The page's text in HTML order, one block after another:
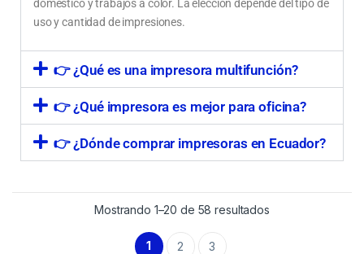
doméstico y trabajos a color. La elección depende del tipo de
uso y cantidad de impresiones.
👉 ¿Qué es una impresora multifunción?
👉 ¿Qué impresora es mejor para oficina?
👉 ¿Dónde comprar impresoras en Ecuador?
Mostrando 1–20 de 58 resultados
1 2 3